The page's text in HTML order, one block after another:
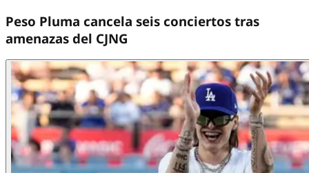
Peso Pluma cancela seis conciertos tras
amenazas del CJNG